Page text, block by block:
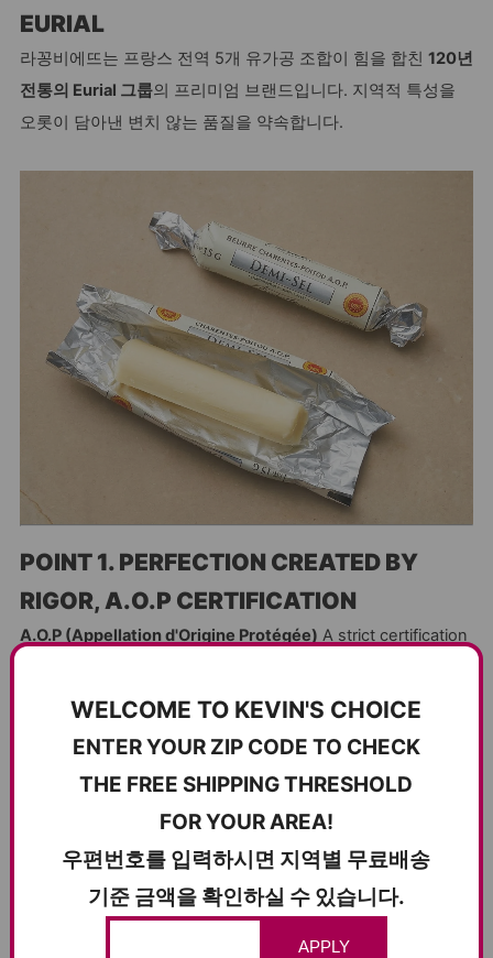
EURIAL
라꽁비에뜨는 프랑스 전역 5개 유가공 조합이 힘을 합친 120년
전통의 Eurial 그룹의 프리미엄 브랜드입니다. 지역적 특성을
오롯이 담아낸 변치 않는 품질을 약속합니다.
POINT 1. PERFECTION CREATED BY
RIGOR, A.O.P CERTIFICATION
A.O.P (Appellation d'Origine Protégée) A strict certification
local specialties from specific regions.
pastures.
100% Local Raw Milk:Milk cream is made directly at the
local factory using fresh raw milk sourced from its own
WELCOME TO KEVIN'S CHOICE
ENTER YOUR ZIP CODE TO CHECK
THE FREE SHIPPING THRESHOLD
FOR YOUR AREA!
우편번호를 입력하시면 지역별 무료배송
기준 금액을 확인하실 수 있습니다.
APPLY